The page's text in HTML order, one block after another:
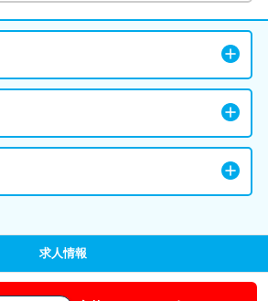
求人情報